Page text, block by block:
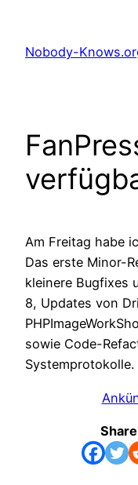
springen
Nobody-
Am Freitag habe
Das erste Minor-
kleinere Bugfixes
8, Updates von
sowie Code-
Systemprotokolle.